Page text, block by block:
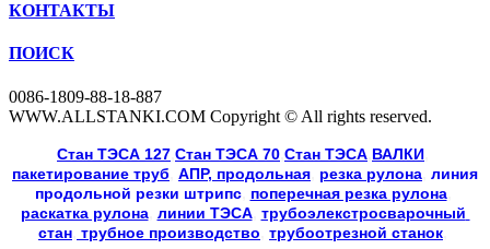
КОНТАКТЫ
ПОИСК
0086-1809-88-18-887
WWW.ALLSTANKI.COM Copyright © All rights reserved.
Cтан ТЭСА 127 Cтан ТЭСА 70 Cтан ТЭСА ВАЛКИ
пакетирование труб АПР, продольная резка рулона линия
продольной резки штрипс, поперечная резка рулона
раскатка рулона, линии ТЭСА, трубоэлекстросварочный
стан трубное производство трубоотрезной станок